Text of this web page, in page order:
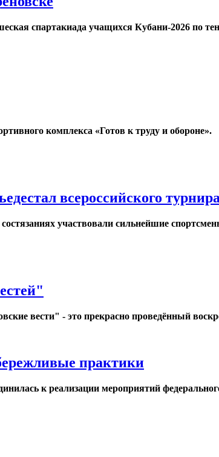
спартакиада учащихся Кубани-2026 по
комплекса «Готов к труду и обороне».
всероссийского турнира
участвовали сильнейшие
вести" - это прекрасно проведённый
практики
к реализации мероприятий